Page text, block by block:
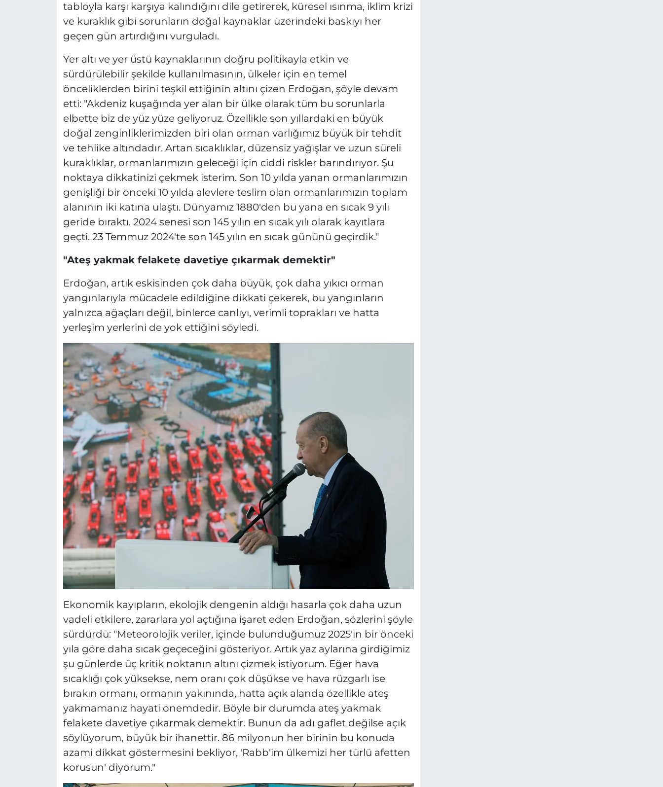
tabloyla karşı karşıya kalındığını dile getirerek, küresel ısınma, iklim krizi
ve kuraklık gibi sorunların doğal kaynaklar üzerindeki baskıyı her
geçen gün artırdığını vurguladı.
Yer altı ve yer üstü kaynaklarının doğru politikayla etkin ve
sürdürülebilir şekilde kullanılmasının, ülkeler için en temel
önceliklerden birini teşkil ettiğinin altını çizen Erdoğan, şöyle devam
etti: "Akdeniz kuşağında yer alan bir ülke olarak tüm bu sorunlarla
elbette biz de yüz yüze geliyoruz. Özellikle son yıllardaki en büyük
doğal zenginliklerimizden biri olan orman varlığımız büyük bir tehdit
ve tehlike altındadır. Artan sıcaklıklar, düzensiz yağışlar ve uzun süreli
kuraklıklar, ormanlarımızın geleceği için ciddi riskler barındırıyor. Şu
noktaya dikkatinizi çekmek isterim. Son 10 yılda yanan ormanlarımızın
genişliği bir önceki 10 yılda alevlere teslim olan ormanlarımızın toplam
alanının iki katına ulaştı. Dünyamız 1880'den bu yana en sıcak 9 yılı
geride bıraktı. 2024 senesi son 145 yılın en sıcak yılı olarak kayıtlara
geçti. 23 Temmuz 2024'te son 145 yılın en sıcak gününü geçirdik."
"Ateş yakmak felakete davetiye çıkarmak demektir"
Erdoğan, artık eskisinden çok daha büyük, çok daha yıkıcı orman
yangınlarıyla mücadele edildiğine dikkati çekerek, bu yangınların
yalnızca ağaçları değil, binlerce canlıyı, verimli toprakları ve hatta
yerleşim yerlerini de yok ettiğini söyledi.
Ekonomik kayıpların, ekolojik dengenin aldığı hasarla çok daha uzun
vadeli etkilere, zararlara yol açtığına işaret eden Erdoğan, sözlerini şöyle
sürdürdü: "Meteorolojik veriler, içinde bulunduğumuz 2025'in bir önceki
yıla göre daha sıcak geçeceğini gösteriyor. Artık yaz aylarına girdiğimiz
şu günlerde üç kritik noktanın altını çizmek istiyorum. Eğer hava
sıcaklığı çok yüksekse, nem oranı çok düşükse ve hava rüzgarlı ise
bırakın ormanı, ormanın yakınında, hatta açık alanda özellikle ateş
yakmamanız hayati önemdedir. Böyle bir durumda ateş yakmak
felakete davetiye çıkarmak demektir. Bunun da adı gaflet değilse açık
söylüyorum, büyük bir ihanettir. 86 milyonun her birinin bu konuda
azami dikkat göstermesini bekliyor, 'Rabb'im ülkemizi her türlü afetten
korusun' diyorum."